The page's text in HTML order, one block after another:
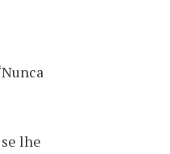
lhe